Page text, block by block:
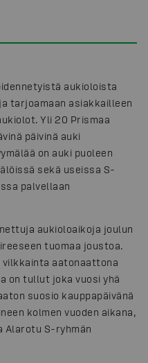
aukioloista
tarjoamaan asiakkailleen
Yli 20 Prismaa
päivinä auki
on auki puoleen
sekä useissa S-
palvellaan
aukioloaikoja joulun
tuomaa joustoa.
vilkkainta aatonaattona
on tullut joka vuosi yhä
suosio kauppapäivänä
kolmen vuoden aikana,
Alarotu S-ryhmän